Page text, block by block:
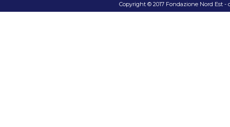
Copyright © 2017 Fondazione Nord Est -